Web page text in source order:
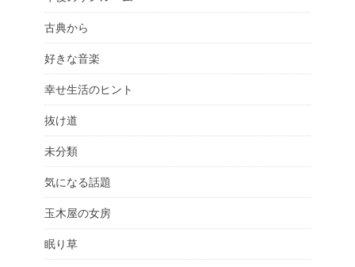
古典から
好きな音楽
幸せ生活のヒント
抜け道
未分類
気になる話題
玉木屋の女房
眠り草